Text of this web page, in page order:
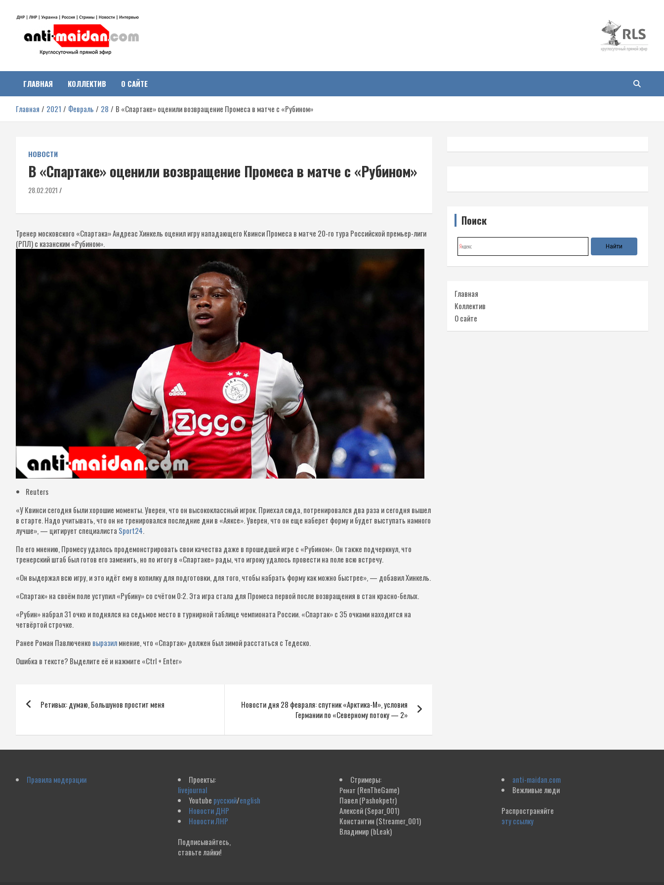
Антимайдан:
Гражданская война на
Украине
о гражданской войне на Украине, включая события в Новороссии,
ДНР, ЛНР и других регионах.
ГЛАВНАЯ КОЛЛЕКТИВ О САЙТЕ
Главная 2021 Февраль 28 В «Спартаке» оценили возвращение Промеса в матче с «Рубином»
НОВОСТИ
В «Спартаке» оценили возвращение Промеса в матче с «Рубином»
28.02.2021
Тренер московского «Спартака» Андреас Хинкель оценил игру нападающего Квинси Промеса в матче 20-го тура Российской премьер-лиги
(РПЛ) с казанским «Рубином».
Reuters
«У Квинси сегодня были хорошие моменты. Уверен, что он высококлассный игрок. Приехал сюда, потренировался два раза и сегодня вышел
в старте. Надо учитывать, что он не тренировался последние дни в «Аяксе». Уверен, что он еще наберет форму и будет выступать намного
лучше», — цитирует специалиста Sport24.
По его мнению, Промесу удалось продемонстрировать свои качества даже в прошедшей игре с «Рубином». Он также подчеркнул, что
тренерский штаб был готов его заменить, но по итогу в «Спартаке» рады, что игроку удалось провести на поле всю встречу.
«Он выдержал всю игру, и это идёт ему в копилку для подготовки, для того, чтобы набрать форму как можно быстрее», — добавил Хинкель.
«Спартак» на своём поле уступил «Рубину» со счётом 0:2. Эта игра стала для Промеса первой после возвращения в стан красно-белых.
«Рубин» набрал 31 очко и поднялся на седьмое место в турнирной таблице чемпионата России. «Спартак» с 35 очками находится на
четвёртой строчке.
Ранее Роман Павлюченко выразилмнение, что «Спартак» должен был зимой расстаться с Тедеско.
Ошибка в тексте? Выделите её и нажмите «Ctrl + Enter»
Навигация
по
записям
Ретивых: думаю, Большунов простит меня
Новости дня 28 февраля: спутник «Арктика-М», условия
Германии по «Северному потоку — 2»
Поиск
Главная
Коллектив
О сайте
Правила модерации
Проекты:
livejournal
Youtube русский/english
Новости ДНР
Новости ЛНР
Подписывайтесь,
ставьте лайки!
Стримеры:
Ренат (RenTheGame)
Павел(Pashokpetr)
Алексей(Separ_001)
Константин (Streamer_001)
Владимир (bLeak)
anti-maidan.com
Вежливые люди
Распространяйте
эту ссылку